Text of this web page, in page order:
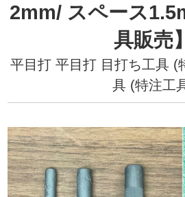
2mm/ スペース
具販売】
平目打 平目打 目打ち工具 (
具 (特注工